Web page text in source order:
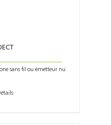
sans fil ou émetteur nu